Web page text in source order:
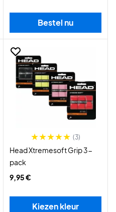
Bestel nu
(3)
Head Xtremesoft Grip 3-
pack
9,95 €
Kiezen kleur